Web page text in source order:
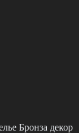
Бронза декор